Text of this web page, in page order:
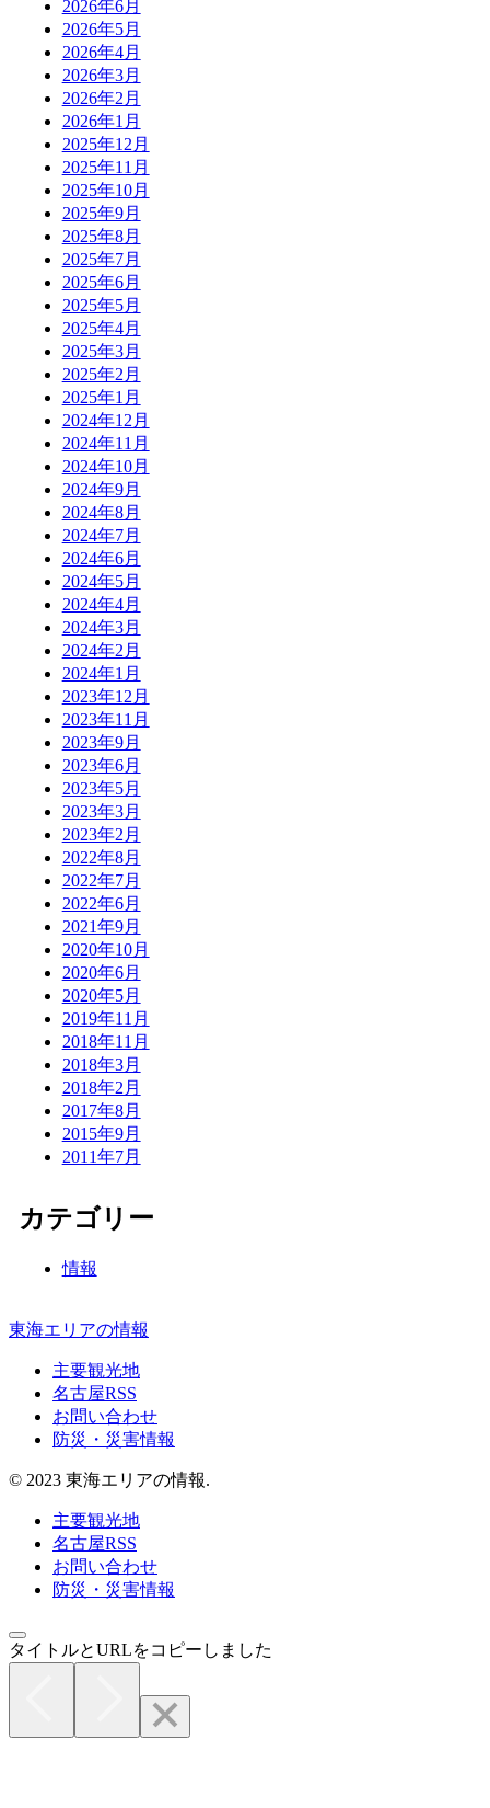
2026年6月
2026年5月
2026年4月
2026年3月
2026年2月
2026年1月
2025年12月
2025年11月
2025年10月
2025年9月
2025年8月
2025年7月
2025年6月
2025年5月
2025年4月
2025年3月
2025年2月
2025年1月
2024年12月
2024年11月
2024年10月
2024年9月
2024年8月
2024年7月
2024年6月
2024年5月
2024年4月
2024年3月
2024年2月
2024年1月
2023年12月
2023年11月
2023年9月
2023年6月
2023年5月
2023年3月
2023年2月
2022年8月
2022年7月
2022年6月
2021年9月
2020年10月
2020年6月
2020年5月
2019年11月
2018年11月
2018年3月
2018年2月
2017年8月
2015年9月
2011年7月
カテゴリー
情報
東海エリアの情報
主要観光地
名古屋RSS
お問い合わせ
防災・災害情報
© 2023 東海エリアの情報.
主要観光地
名古屋RSS
お問い合わせ
防災・災害情報
タイトルとURLをコピーしました